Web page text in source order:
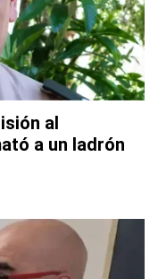
al
a un ladrón